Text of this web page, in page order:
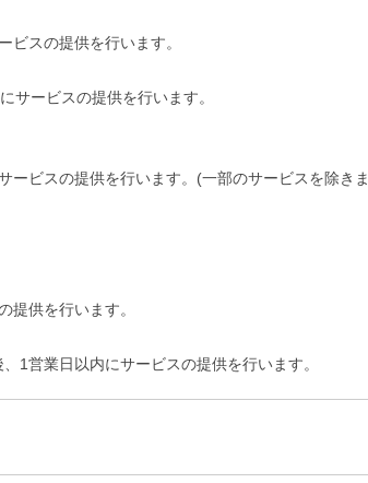
ビスの提供を行います。
サービスの提供を行います。
ービスの提供を行います。(一部のサービスを除きま
提供を行います。
1営業日以内にサービスの提供を行います。